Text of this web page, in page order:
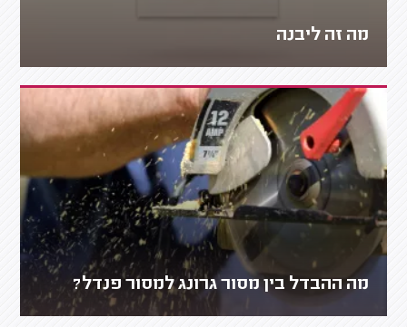
מה זה ליבנה
מה ההבדל בין מסור גרונג למסור פנדל?